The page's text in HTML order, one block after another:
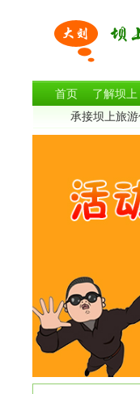
首页 了解坝上
承接坝上旅